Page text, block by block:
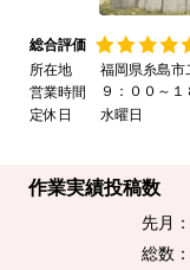
総合評価
所在地
福岡県糸島市
営業時間
９：００～１
定休日
水曜日
作業実績投稿数
先月：
総数：